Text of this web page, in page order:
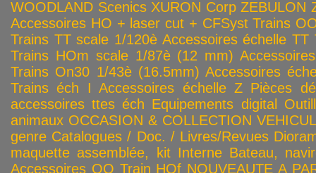
WOODLAND Scenics XURON Corp ZEBULON
Accessoires HO + laser cut + CFSyst Trains
Trains TT scale 1/120è Accessoires échelle TT
Trains HOm scale 1/87è (12 mm)
Trains On30 1/43è (16.5mm) Accessoires
Trains éch I Accessoires échelle Z Pièces
accessoires ttes éch Equipements digital
animaux OCCASION & COLLECTION
genre Catalogues / Doc. / Livres/Revues
maquette assemblée, kit Interne Bateau,
Accessoires OO Train HOf NOUVEAUTE A